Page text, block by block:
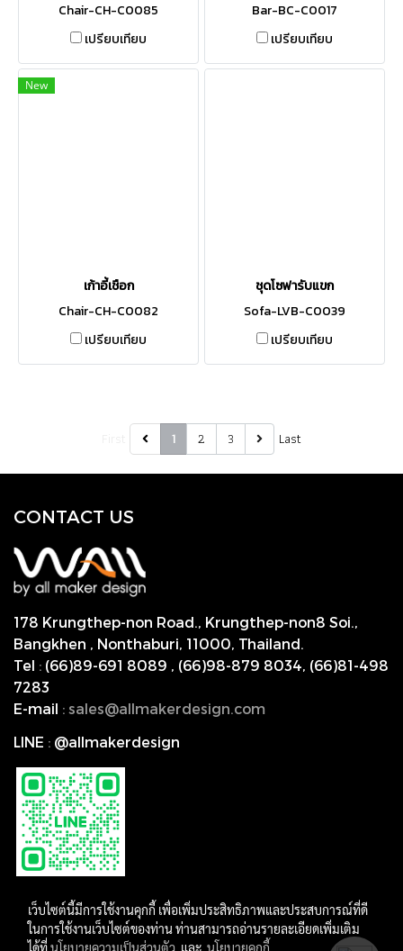
Chair-CH-C0085
เปรียบเทียบ
Bar-BC-C0017
เปรียบเทียบ
New
เก้าอี้เชือก
Chair-CH-C0082
เปรียบเทียบ
ชุดโซฟารับแขก
Sofa-LVB-C0039
เปรียบเทียบ
1 2 3 Last
CONTACT US
178 Krungthep-non Road., Krungthep-non8 Soi.,
Bangkhen , Nonthaburi, 11000, Thailand.
Tel : (66)89-691 8089 , (66)98-879 8034, (66)81-498
7283
E-mail : sales@allmakerdesign.com
LINE : @allmakerdesign
เว็บไซต์นี้มีการใช้งานคุกกี้ เพื่อเพิ่มประสิทธิภาพและประสบการณ์ที่ดี
ในการใช้งานเว็บไซต์ของท่าน ท่านสามารถอ่านรายละเอียดเพิ่มเติม
ได้ที่นโยบายความเป็นส่วนตัว และ นโยบายคุกกี้